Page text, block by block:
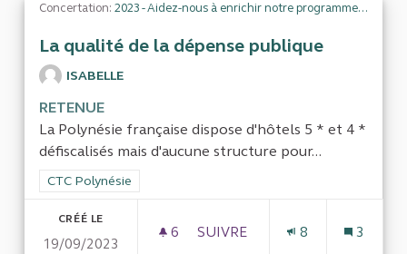
Concertation: 2023 - Aidez-nous à enrichir notre programme de travail
La qualité de la dépense publique
ISABELLE
RETENUE
La Polynésie française dispose d'hôtels 5 * et 4 *
défiscalisés mais d'aucune structure pour...
Filtrer les résultats de la catégorie : CTC Polynésie
CTC Polynésie
CRÉÉ LE
19/09/2023
6 6 ABONNÉS
SUIVRE
8 3